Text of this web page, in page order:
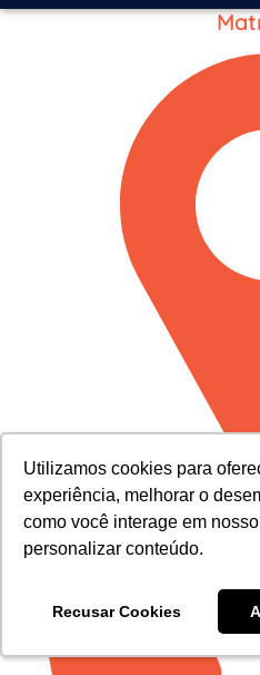
Utilizamos cookies para
experiência, melhorar o
como você interage em
personalizar conteúdo.
Recusar Cookies
Utilizamos cookies para
experiência, melhorar o
como você interage em
personalizar conteúdo.
Recusar Cookies
Av. Cândido de Abreu,